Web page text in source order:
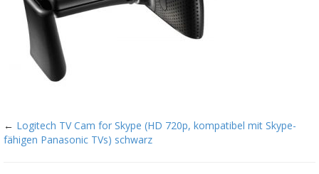
← Logitech TV Cam for Skype (HD 720p, kompatibel mit Skype-
fähigen Panasonic TVs) schwarz